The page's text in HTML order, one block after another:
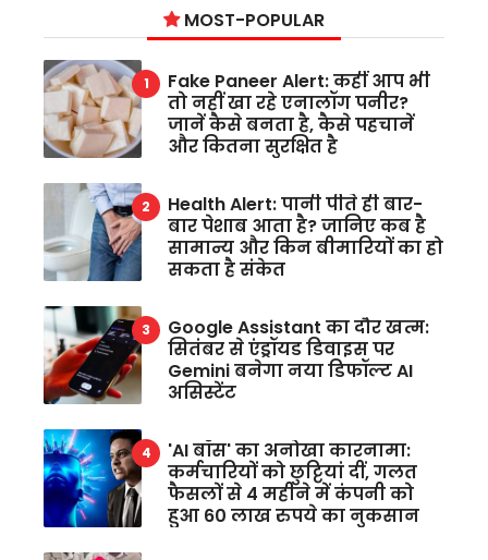
MOST-POPULAR
Fake Paneer Alert: कहीं आप भी
तो नहीं खा रहे एनालॉग पनीर?
जानें कैसे बनता है, कैसे पहचानें
और कितना सुरक्षित है
Health Alert: पानी पीते ही बार-
बार पेशाब आता है? जानिए कब है
सामान्य और किन बीमारियों का हो
सकता है संकेत
Google Assistant का दौर खत्म:
सितंबर से एंड्रॉयड डिवाइस पर
Gemini बनेगा नया डिफॉल्ट AI
असिस्टेंट
'AI बॉस' का अनोखा कारनामा:
कर्मचारियों को छुट्टियां दीं, गलत
फैसलों से 4 महीने में कंपनी को
हुआ 60 लाख रुपये का नुकसान